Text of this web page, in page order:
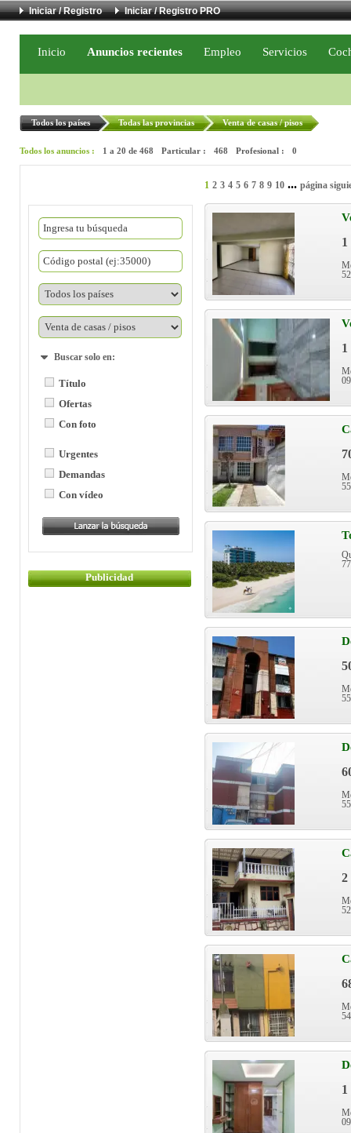
Iniciar / Registro Iniciar / Registro PRO
Inicio Anuncios recientes Empleo Servicios
Todos los países Todas las provincias Venta de casas / pisos
Todos los anuncios : 1 a 20 de 468 Particular : 468 Profesional : 0
1 2 3 4 5 6 7 8 9 10 ... página
1
1
2
1
Buscar solo en:
Título
Ofertas
Con foto
Urgentes
Demandas
Con vídeo
Publicidad